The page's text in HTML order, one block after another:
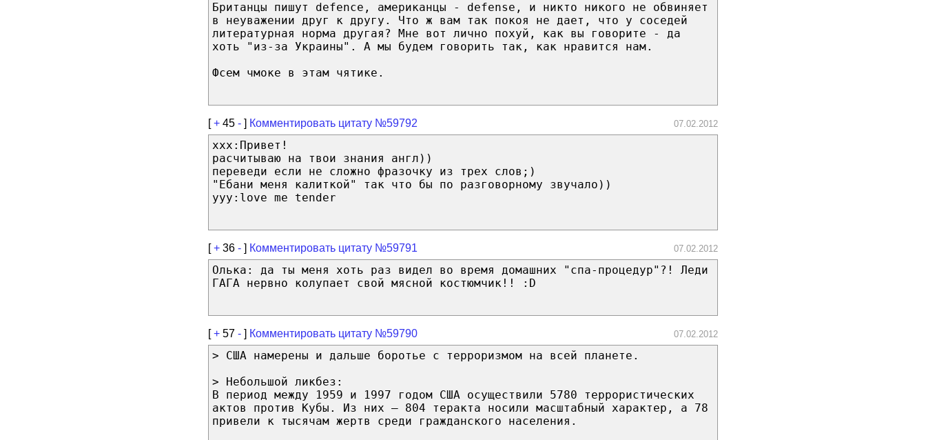
Британцы пишут defence, американцы - defense, и никто никого не обвиняет
в неуважении друг к другу. Что ж вам так покоя не дает, что у соседей
литературная норма другая? Мне вот лично похуй, как вы говорите - да
хоть "из-за Украины". А мы будем говорить так, как нравится нам.
Фсем чмоке в этам чятике.
[+ 45 - ] Комментировать цитату №59792 07.02.2012
xxx:Привет!
расчитываю на твои знания англ))
переведи если не сложно фразочку из трех слов;)
"Ебани меня калиткой" так что бы по разговорному звучало))
yyy:love me tender
[+ 36 - ] Комментировать цитату №59791 07.02.2012
Олька: да ты меня хоть раз видел во время домашних "спа-процедур"?! Леди
ГАГА нервно колупает свой мясной костюмчик!! :D
[+ 57 - ] Комментировать цитату №59790 07.02.2012
> США намерены и дальше боротье с терроризмом на всей планете.
> Небольшой ликбез:
В период между 1959 и 1997 годом США осуществили 5780 террористических
актов против Кубы. Из них — 804 теракта носили масштабный характер, а 78
привели к тысячам жертв среди гражданского населения.